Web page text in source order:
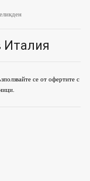
Италия
се от офертите с